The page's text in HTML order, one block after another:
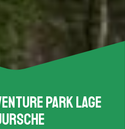
Park Lage